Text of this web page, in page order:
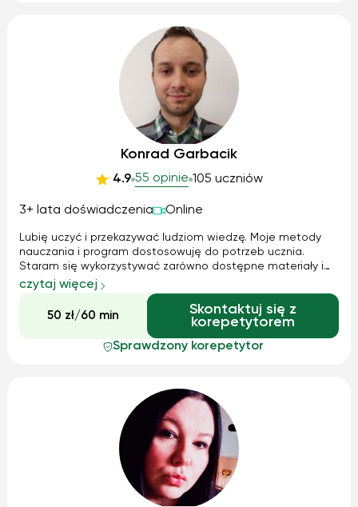
Konrad Garbacik
4.9 55 opinie 105 uczniów
3+ lata doświadczenia Online
Lubię uczyć i przekazywać ludziom wiedzę. Moje metody
nauczania i program dostosowuję do potrzeb ucznia.
Staram się wykorzystywać zarówno dostępne materiały i
podręczniki, które są wymagane przez macierzyste szkoły
moich uczniów, jak i opracowane przez siebie pomoce, tj.
rysunki, grafikę, tabele, wy...
czytaj więcej
50 zł/60 min
Skontaktuj się z
korepetytorem
Sprawdzony korepetytor